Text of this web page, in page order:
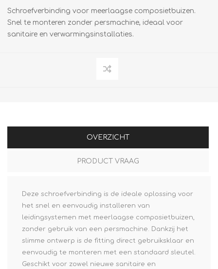
Schroefverbinding voor meerlaagse composietbuizen.
Snel te monteren zonder persmachine, ideaal voor
sanitaire en verwarmingsinstallaties.
OVERZICHT
PRODUCT VRAAG
Deze schroefverbinding is de ideale oplossing voor
het snel en eenvoudig installeren van
leidingsystemen met meerlaagse composietbuizen,
zonder gebruik van een persmachine. Dankzij het
slimme ontwerp is de fitting direct gebruiksklaar en
eenvoudig te monteren met een standaard sleutel.
Geschikt voor zowel nieuwe sanitaire en